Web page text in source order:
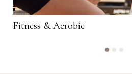
Fitness & Aerobic